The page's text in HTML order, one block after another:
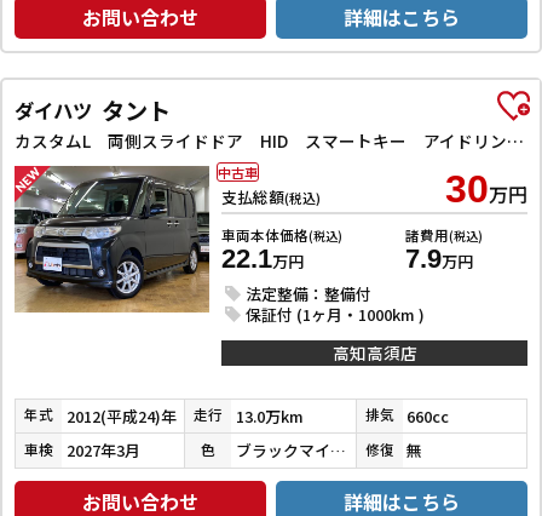
お問い合わせ 詳細はこちら
ダイハツ タント
カスタムL 両側スライドドア HID スマートキー アイドリングストップ 電動格納ミラー ベンチシート CVT 盗難防止システム ABS アルミホイール 衝突安全ボディ エアコン パワーステアリング
支払総額(税込) 30万円
車両本体価格(税込)
22.1万円
諸費用(税込)
7.9万円
法定整備：整備付
保証付 (1ヶ月・1000km )
中古車
高知高須店
年式 2012(平成24)年 走行 13.0万km 排気 660cc
車検 2027年3月 色 ブラックマイカメタリック 修復 無
お問い合わせ 詳細はこちら